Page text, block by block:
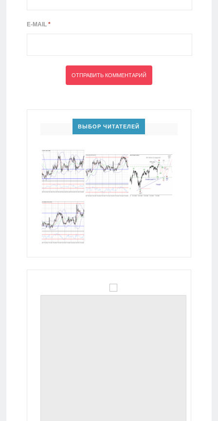
E-MAIL *
ВЫБОР ЧИТАТЕЛЕЙ